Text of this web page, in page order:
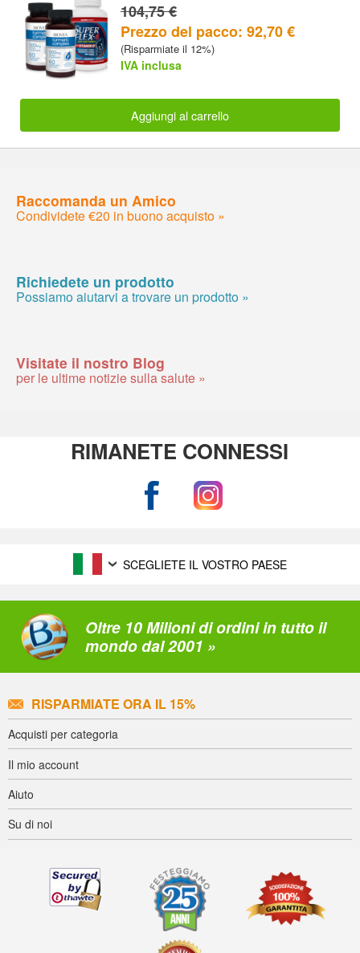
104,75 €
Prezzo del pacco: 92,70 €
(Risparmiate il 12%)
IVA inclusa
Aggiungi al carrello
Raccomanda un Amico
Condividete €20 in buono acquisto »
Richiedete un prodotto
Possiamo aiutarvi a trovare un prodotto »
Visitate il nostro Blog
per le ultime notizie sulla salute »
RIMANETE CONNESSI
SCEGLIETE IL VOSTRO PAESE
Oltre 10 Milioni di ordini in tutto il
mondo dal 2001 »
RISPARMIATE ORA IL 15%
Acquisti per categoria
Il mio account
Aiuto
Su di noi